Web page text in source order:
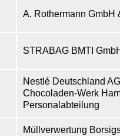
A. Rothermann GmbH
STRABAG BMTI
Nestlé Deutschland AG
Chocoladen-Werk
Personalabteilung
Müllverwertung